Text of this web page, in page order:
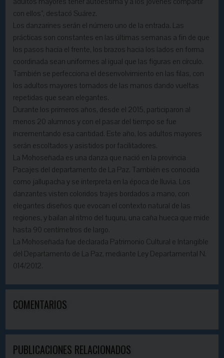
con ellos”, destacó Suárez.
Los danzarines serán el número uno de la entrada. Las
prácticas son constantes en las últimas semanas a fin de que
los pasos hacia el frente, los brazos hacia los lados en forma
coordinada sean uniformes al igual que las figuras en círculo.
También se perfecciona el desenvolvimiento en las filas, con
los adultos mayores tomados de las manos dando vueltas
repetidas que sean elegantes.
Durante los primeros años, desde el 2015, participaron al
menos 20 alumnos y con el pasar del tiempo se fue
incrementando esa cantidad. Este año, los adultos mayores
serán escoltados y asistidos por facilitadores.
La Mohoseñada es una danza que nació en la provincia
Pacajes del departamento de La Paz. También es conocida
como jallupacha y se interpreta en la época de lluvia. Los
danzantes visten coloridos trajes bordados a mano, con
elegantes diseños que evocan el contexto natural de las
regiones, y bailan al ritmo del tuquru, una caña hueca que mide
hasta 90 centímetros de largo.
La Mohoseñada fue declarada Patrimonio Cultural e Intangible
del Departamento de La Paz, mediante Ley Departamental N.
014/2012.
COMENTARIOS
PUBLICACIONES RELACIONADOS